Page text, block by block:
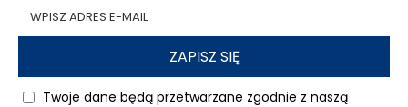
ZAPISZ SIĘ
Twoje dane będą przetwarzane zgodnie z naszą